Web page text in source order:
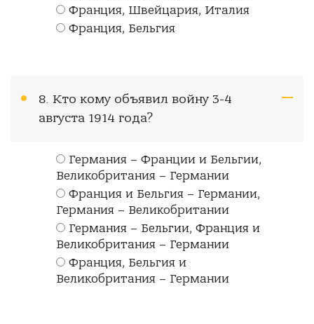
Франция, Швейцария, Италия
Франция, Бельгия
8. Кто кому объявил войну 3-4
августа 1914 года?
Германия – Франции и Бельгии,
Великобритания – Германии
Франция и Бельгия – Германии,
Германия – Великобритании
Германия – Бельгии, Франция и
Великобритания – Германии
Франция, Бельгия и
Великобритания – Германии